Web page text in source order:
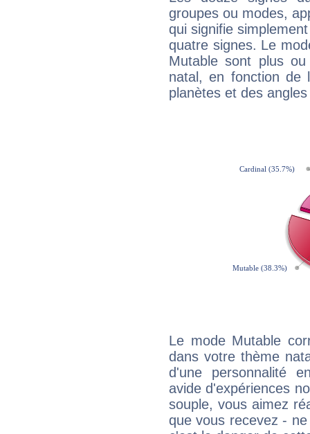
groupes ou modes,
qui signifie
quatre signes. Le
Mutable sont plus
natal, en fonction de
planètes et des
Le mode Mutable
dans votre thème
d'une personnalité
avide d'expériences
souple, vous aimez
que vous recevez -